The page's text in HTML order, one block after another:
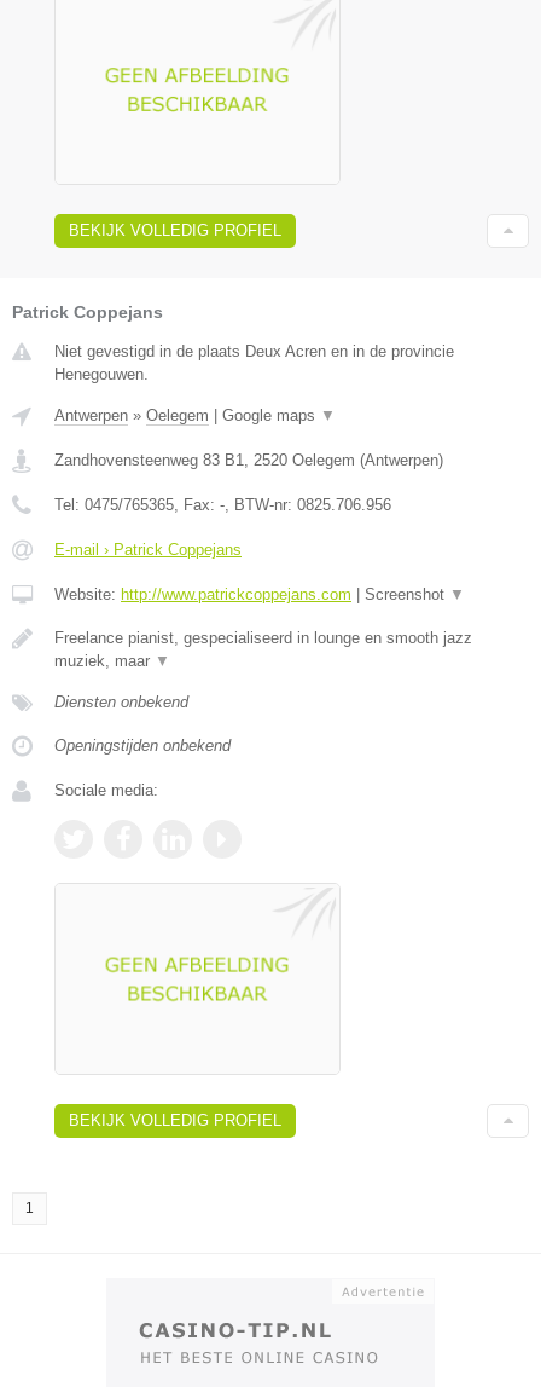
BEKIJK VOLLEDIG PROFIEL
Patrick Coppejans
Niet gevestigd in de plaats Deux Acren en in de provincie
Henegouwen.
Antwerpen » Oelegem Google maps ▼
Zandhovensteenweg 83 B1, 2520 Oelegem (Antwerpen)
Tel: 0475/765365, Fax: -, BTW-nr: 0825.706.956
E-mail › Patrick Coppejans
Website: http://www.patrickcoppejans.com Screenshot ▼
Freelance pianist, gespecialiseerd in lounge en smooth jazz
muziek, maar ▼
Diensten onbekend
Openingstijden onbekend
Sociale media:
BEKIJK VOLLEDIG PROFIEL
1